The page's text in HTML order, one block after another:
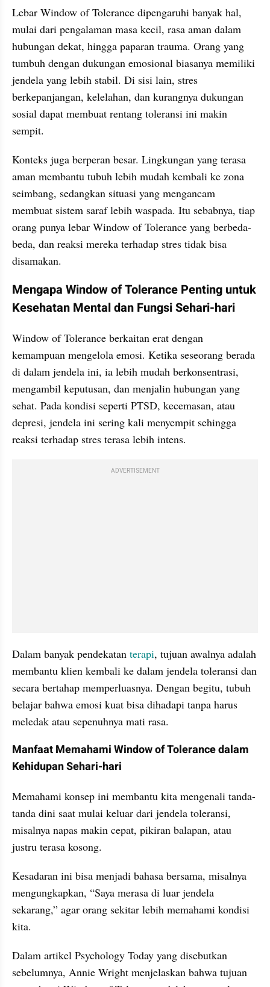
Lebar Window of Tolerance dipengaruhi banyak hal,
mulai dari pengalaman masa kecil, rasa aman dalam
hubungan dekat, hingga paparan trauma. Orang yang
tumbuh dengan dukungan emosional biasanya memiliki
jendela yang lebih stabil. Di sisi lain, stres
berkepanjangan, kelelahan, dan kurangnya dukungan
sosial dapat membuat rentang toleransi ini makin
sempit.
Konteks juga berperan besar. Lingkungan yang terasa
aman membantu tubuh lebih mudah kembali ke zona
seimbang, sedangkan situasi yang mengancam
membuat sistem saraf lebih waspada. Itu sebabnya, tiap
orang punya lebar Window of Tolerance yang berbeda-
beda, dan reaksi mereka terhadap stres tidak bisa
disamakan.
Mengapa Window of Tolerance Penting untuk
Kesehatan Mental dan Fungsi Sehari-hari
Window of Tolerance berkaitan erat dengan
kemampuan mengelola emosi. Ketika seseorang berada
di dalam jendela ini, ia lebih mudah berkonsentrasi,
mengambil keputusan, dan menjalin hubungan yang
sehat. Pada kondisi seperti PTSD, kecemasan, atau
depresi, jendela ini sering kali menyempit sehingga
reaksi terhadap stres terasa lebih intens.
ADVERTISEMENT
Dalam banyak pendekatan terapi, tujuan awalnya adalah
membantu klien kembali ke dalam jendela toleransi dan
secara bertahap memperluasnya. Dengan begitu, tubuh
belajar bahwa emosi kuat bisa dihadapi tanpa harus
meledak atau sepenuhnya mati rasa.
Manfaat Memahami Window of Tolerance dalam
Kehidupan Sehari-hari
Memahami konsep ini membantu kita mengenali tanda-
tanda dini saat mulai keluar dari jendela toleransi,
misalnya napas makin cepat, pikiran balapan, atau
justru terasa kosong.
Kesadaran ini bisa menjadi bahasa bersama, misalnya
mengungkapkan, “Saya merasa di luar jendela
sekarang,” agar orang sekitar lebih memahami kondisi
kita.
Dalam artikel Psychology Today yang disebutkan
sebelumnya, Annie Wright menjelaskan bahwa tujuan